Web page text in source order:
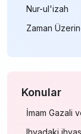
Nur-ul'izah
Zaman
Konular
İmam Gazali
Ihyadaki